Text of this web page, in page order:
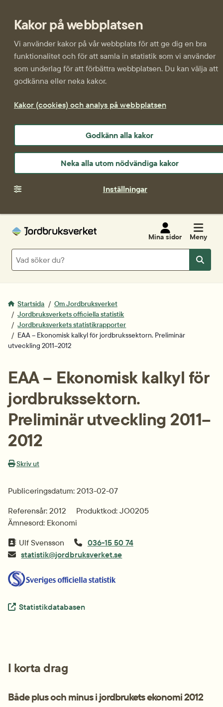
Kakor på webbplatsen
Vi använder kakor på vår webbplats för att ge dig en bra
funktionalitet och för att samla in statistik som vi använder
som underlag för att förbättra webbplatsen. Du kan välja att
godkänna eller neka kakor.
Kakor (cookies) och analys på webbplatsen
Godkänn alla kakor
Neka alla utom nödvändiga kakor
Inställningar
Mina sidor Meny
Sök
Sök
Startsida
Om Jordbruksverket
Jordbruksverkets officiella statistik
Jordbruksverkets statistikrapporter
EAA – Ekonomisk kalkyl för jordbrukssektorn. Preliminär
utveckling 2011–2012
EAA – Ekonomisk kalkyl för
jordbrukssektorn.
Preliminär utveckling 2011–
2012
Skriv ut
Publiceringsdatum: 2013-02-07
Referensår: 2012
Produktkod: JO0205
Ämnesord: Ekonomi
Ulf Svensson
036-15 50 74
statistik@jordbruksverket.se
Extern länk.
Statistikdatabasen
I korta drag
Både plus och minus i jordbrukets ekonomi 2012